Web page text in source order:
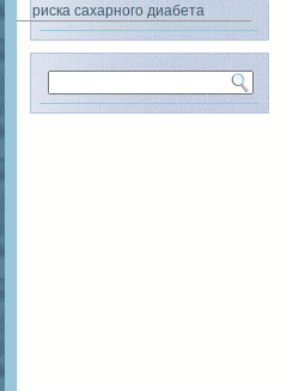
риска сахарного диабета